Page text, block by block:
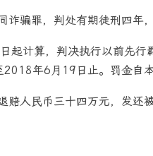
诈骗罪，判处有期徒刑四年
日起计算，判决执行以前先
年6月19日止。罚金自本
赔人民币三十四万元，发还